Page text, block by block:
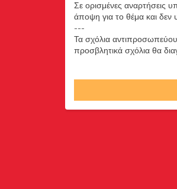
Σε ορισμένες αναρτήσεις
άποψη για το θέμα και δεν
---
Τα σχόλια
προσβλητικά σχόλια θα